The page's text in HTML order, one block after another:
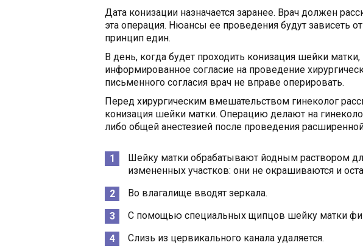
Дата конизации назначается заранее. Врач должен
эта операция. Нюансы ее проведения будут зависеть
принцип един.
В день, когда будет проходить конизация шейки
информированное согласие на проведение
письменного согласия врач не вправе оперировать.
Перед хирургическим вмешательством гинеколог
конизация шейки матки. Операцию делают на
либо общей анестезией после проведения
Шейку матки обрабатывают йодным раствором
измененных участков: они не окрашиваются и
Во влагалище вводят зеркала.
С помощью специальных щипцов шейку матки
Слизь из цервикального канала удаляется.